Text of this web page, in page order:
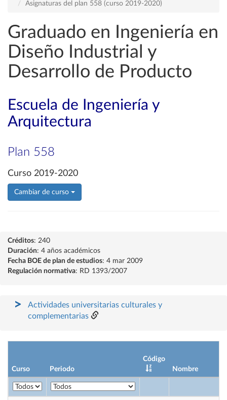
Asignaturas del plan 558 (curso 2019-2020)
Graduado en Ingeniería en
Diseño Industrial y
Desarrollo de Producto
Escuela de Ingeniería y
Arquitectura
Plan 558
Curso 2019-2020
Cambiar de curso
Créditos: 240
Duración: 4 años académicos
Fecha BOE de plan de estudios: 4 mar 2009
Regulación normativa: RD 1393/2007
Actividades universitarias culturales y
complementarias
Curso Periodo
Código
Nombre